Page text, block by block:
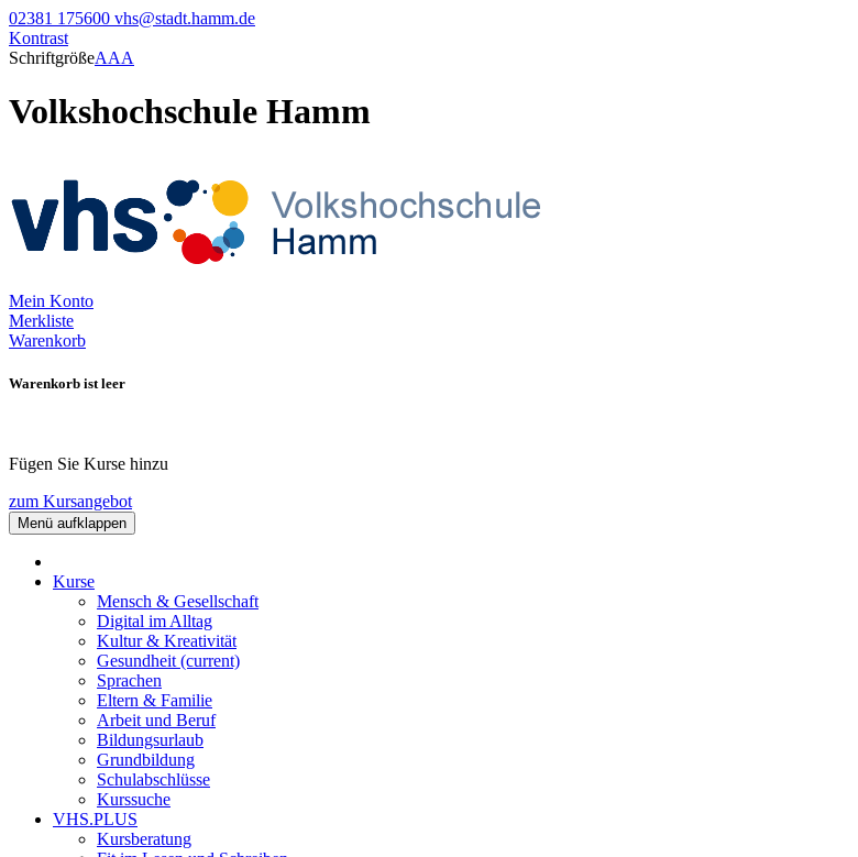
02381 175600 vhs@stadt.hamm.de
Kontrast
SchriftgrößeAAA
Volkshochschule Hamm
Mein Konto
Merkliste
Warenkorb
Warenkorb ist leer
Fügen Sie Kurse hinzu
zum Kursangebot
Menü aufklappen
Kurse
Mensch & Gesellschaft
Digital im Alltag
Kultur & Kreativität
Gesundheit (current)
Sprachen
Eltern & Familie
Arbeit und Beruf
Bildungsurlaub
Grundbildung
Schulabschlüsse
Kurssuche
VHS.PLUS
Kursberatung